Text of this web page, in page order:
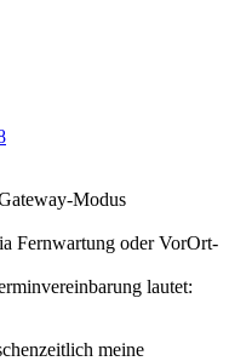
Modus
Fernwartung oder VorOrt-
lautet:
meine